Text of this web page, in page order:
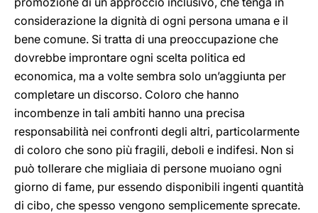
considerazione la dignità di ogni persona umana e il
bene comune. Si tratta di una preoccupazione che
dovrebbe improntare ogni scelta politica ed
economica, ma a volte sembra solo un’aggiunta per
completare un discorso. Coloro che hanno
incombenze in tali ambiti hanno una precisa
responsabilità nei confronti degli altri, particolarmente
di coloro che sono più fragili, deboli e indifesi. Non si
può tollerare che migliaia di persone muoiano ogni
giorno di fame, pur essendo disponibili ingenti quantità
di cibo, che spesso vengono semplicemente sprecate.